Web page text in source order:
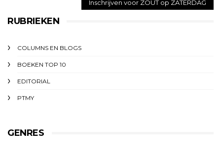
RUBRIEKEN
COLUMNS EN BLOGS
BOEKEN TOP 10
EDITORIAL
PTMY
GENRES